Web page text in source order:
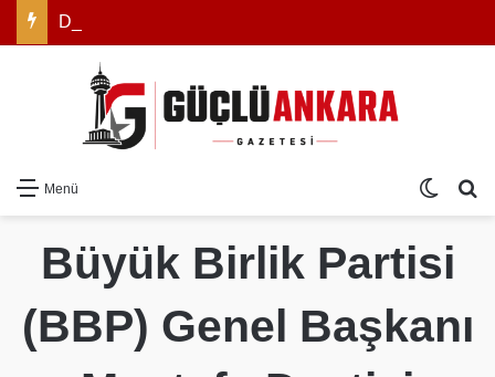
Menü Dış
Büyük Birlik Partisi
(BBP) Genel Başkanı